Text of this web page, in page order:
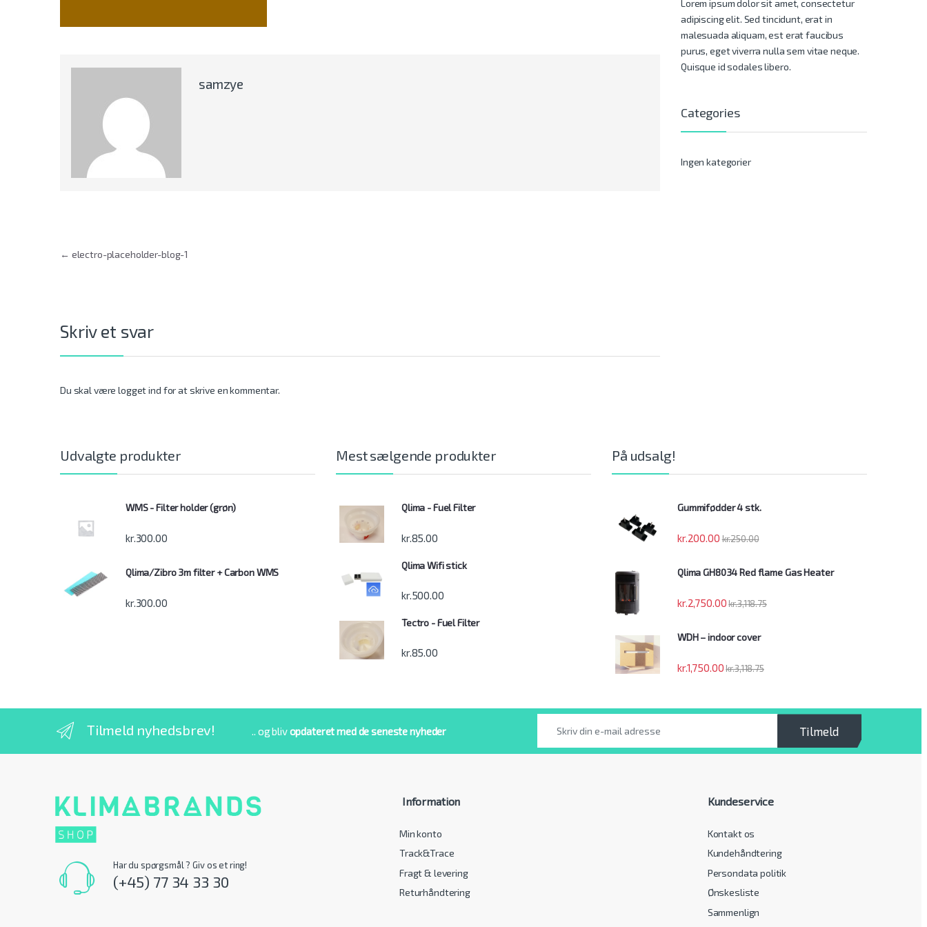
samzye
Indlægsnavigation
← electro-placeholder-blog-1
Skriv et svar
Du skal værelogget ind for at skrive en kommentar.
Lorem ipsum dolor sit amet, consectetur
adipiscing elit. Sed tincidunt, erat in
malesuada aliquam, est erat faucibus
purus, eget viverra nulla sem vitae neque.
Quisque id sodales libero.
Categories
Ingen kategorier
Udvalgte produkter
WMS - Filter holder (grøn)
kr.300.00
Qlima/Zibro 3m filter + Carbon WMS
kr.300.00
Mest sælgende produkter
Qlima - Fuel Filter
kr.85.00
Qlima Wifi stick
kr.500.00
Tectro - Fuel Filter
kr.85.00
På udsalg!
Gummifødder 4 stk.
kr.200.00 kr.250.00
Qlima GH8034 Red flame Gas Heater
kr.2,750.00 kr.3,118.75
WDH – indoor cover
kr.1,750.00 kr.3,118.75
Tilmeld nyhedsbrev! .. og blivopdateret med de seneste nyheder Tilmeld
Har du spørgsmål ? Giv os et ring!
(+45) 77 34 33 30
Information
Min konto
Track&Trace
Fragt & levering
Returhåndtering
Kundeservice
Kontakt os
Kundehåndtering
Persondata politik
Ønskesliste
Sammenlign